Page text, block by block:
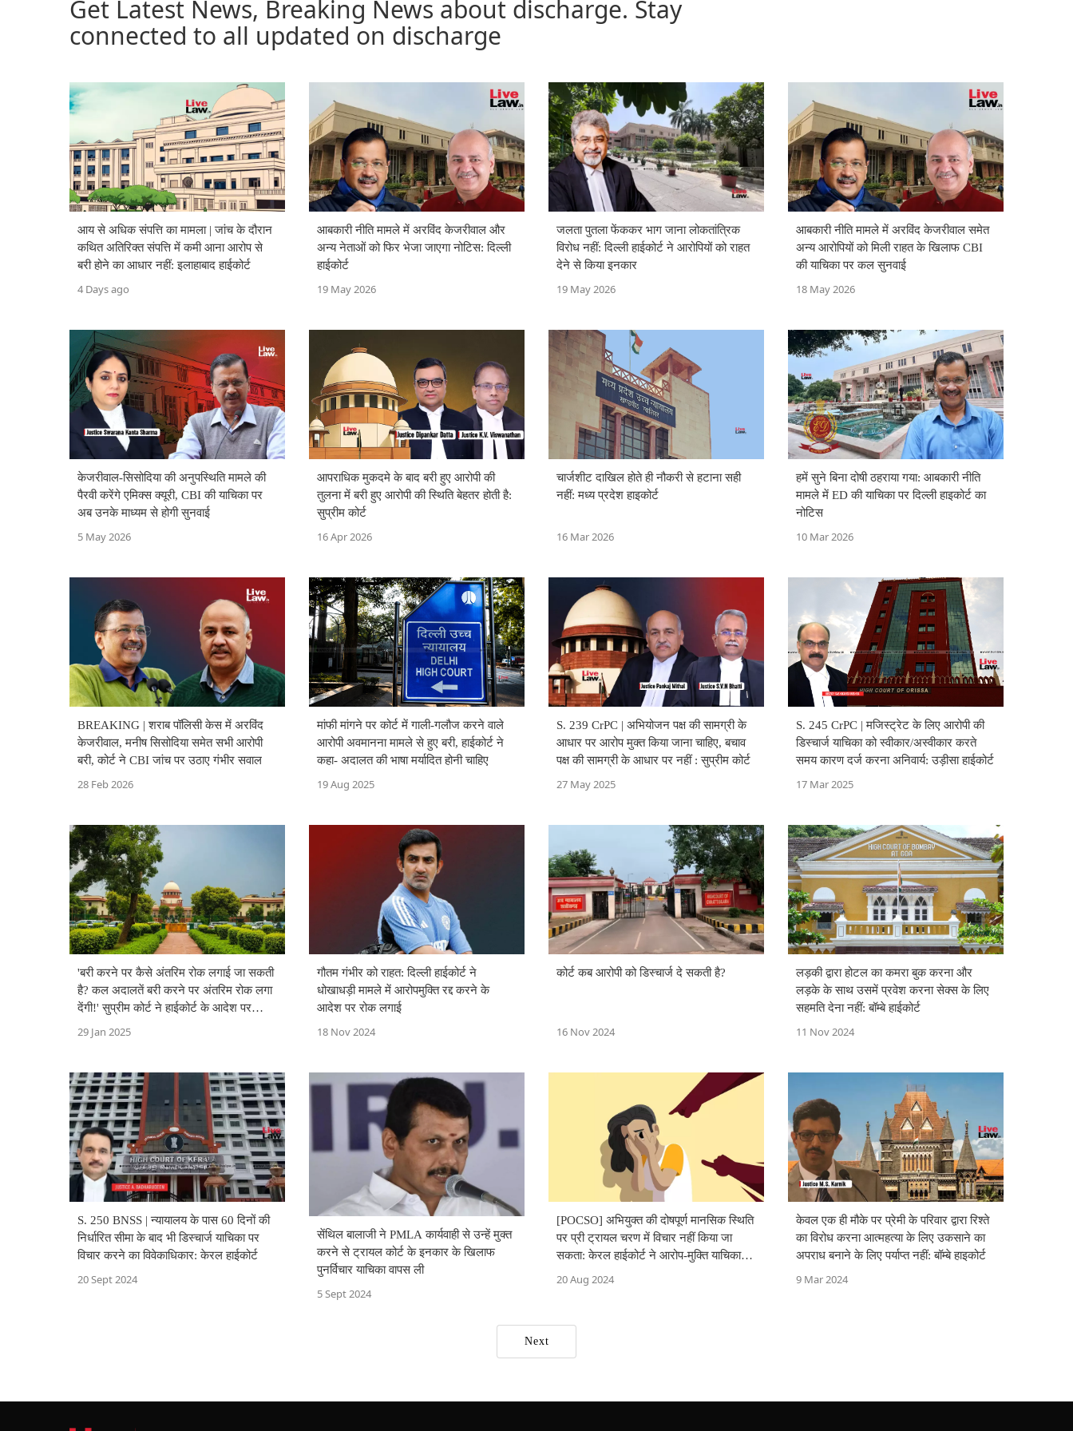
Get Latest News, Breaking News about discharge. Stay
connected to all updated on discharge
आय से अधिक संपत्ति का मामला | जांच के दौरान
कथित अतिरिक्त संपत्ति में कमी आना आरोप से
बरी होने का आधार नहीं: इलाहाबाद हाईकोर्ट
4 Days ago
आबकारी नीति मामले में अरविंद केजरीवाल और
अन्य नेताओं को फिर भेजा जाएगा नोटिस: दिल्ली
हाईकोर्ट
19 May 2026
जलता पुतला फेंककर भाग जाना लोकतांत्रिक
विरोध नहीं: दिल्ली हाईकोर्ट ने आरोपियों को राहत
देने से किया इनकार
19 May 2026
आबकारी नीति मामले में अरविंद केजरीवाल समेत
अन्य आरोपियों को मिली राहत के खिलाफ CBI
की याचिका पर कल सुनवाई
18 May 2026
केजरीवाल-सिसोदिया की अनुपस्थिति मामले की
पैरवी करेंगे एमिक्स क्यूरी, CBI की याचिका पर
अब उनके माध्यम से होगी सुनवाई
5 May 2026
आपराधिक मुकदमे के बाद बरी हुए आरोपी की
तुलना में बरी हुए आरोपी की स्थिति बेहतर होती है:
सुप्रीम कोर्ट
16 Apr 2026
चार्जशीट दाखिल होते ही नौकरी से हटाना सही
नहीं: मध्य प्रदेश हाइकोर्ट
16 Mar 2026
हमें सुने बिना दोषी ठहराया गया: आबकारी नीति
मामले में ED की याचिका पर दिल्ली हाइकोर्ट का
नोटिस
10 Mar 2026
BREAKING | शराब पॉलिसी केस में अरविंद
केजरीवाल, मनीष सिसोदिया समेत सभी आरोपी
बरी, कोर्ट ने CBI जांच पर उठाए गंभीर सवाल
28 Feb 2026
मांफी मांगने पर कोर्ट में गाली-गलौज करने वाले
आरोपी अवमानना मामले से हुए बरी, हाईकोर्ट ने
कहा- अदालत की भाषा मर्यादित होनी चाहिए
19 Aug 2025
S. 239 CrPC | अभियोजन पक्ष की सामग्री के
आधार पर आरोप मुक्त किया जाना चाहिए, बचाव
पक्ष की सामग्री के आधार पर नहीं : सुप्रीम कोर्ट
27 May 2025
S. 245 CrPC | मजिस्ट्रेट के लिए आरोपी की
डिस्चार्ज याचिका को स्वीकार/अस्वीकार करते
समय कारण दर्ज करना अनिवार्य: उड़ीसा हाईकोर्ट
17 Mar 2025
'बरी करने पर कैसे अंतरिम रोक लगाई जा सकती
है? कल अदालतें बरी करने पर अंतरिम रोक लगा
देंगी!' सुप्रीम कोर्ट ने हाईकोर्ट के आदेश पर
सवाल उठाए
29 Jan 2025
गौतम गंभीर को राहत: दिल्ली हाईकोर्ट ने
धोखाधड़ी मामले में आरोपमुक्ति रद्द करने के
आदेश पर रोक लगाई
18 Nov 2024
कोर्ट कब आरोपी को डिस्चार्ज दे सकती है?
16 Nov 2024
लड़की द्वारा होटल का कमरा बुक करना और
लड़के के साथ उसमें प्रवेश करना सेक्स के लिए
सहमति देना नहीं: बॉम्बे हाईकोर्ट
11 Nov 2024
S. 250 BNSS | न्यायालय के पास 60 दिनों की
निर्धारित सीमा के बाद भी डिस्चार्ज याचिका पर
विचार करने का विवेकाधिकार: केरल हाईकोर्ट
20 Sept 2024
सेंथिल बालाजी ने PMLA कार्यवाही से उन्हें मुक्त
करने से ट्रायल कोर्ट के इनकार के खिलाफ
पुनर्विचार याचिका वापस ली
5 Sept 2024
[POCSO] अभियुक्त की दोषपूर्ण मानसिक स्थिति
पर प्री ट्रायल चरण में विचार नहीं किया जा
सकता: केरल हाईकोर्ट ने आरोप-मुक्ति याचिका
खारिज की
20 Aug 2024
केवल एक ही मौके पर प्रेमी के परिवार द्वारा रिश्ते
का विरोध करना आत्महत्या के लिए उकसाने का
अपराध बनाने के लिए पर्याप्त नहीं: बॉम्बे हाइकोर्ट
9 Mar 2024
Next